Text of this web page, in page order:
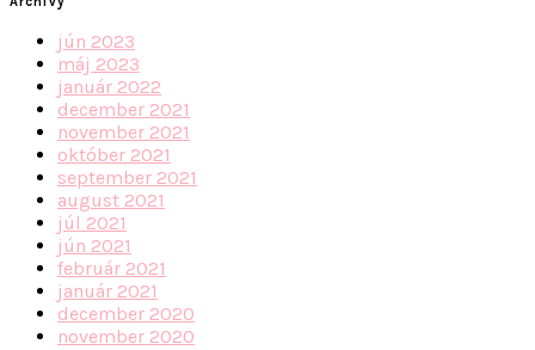
jún 2023
máj 2023
január 2022
december 2021
november 2021
október 2021
september 2021
august 2021
júl 2021
jún 2021
február 2021
január 2021
december 2020
november 2020